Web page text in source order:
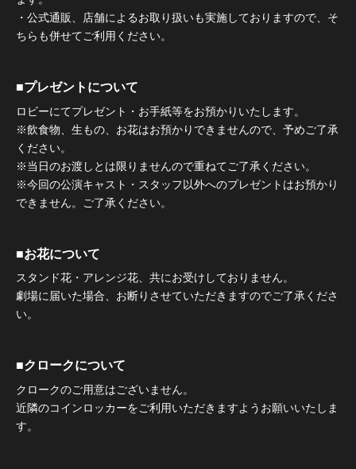
・公式通販、店舗によるお取り扱いも実施しておりますので、そ
ちらも併せてご利用ください。
■プレゼントについて
ロビーにてプレゼント・お手紙等をお預かりいたします。
※飲食物、生もの、お花はお預かりできませんので、予めご了承
ください。
※当日のお渡しとは限りませんので重ねてご了承ください。
※今回の公演キャスト・スタッフ以外へのプレゼントはお預かり
できません。ご了承ください。
■お花について
スタンド花・アレンジ花、共にお受けしておりません。
劇場に届いた場合、お断りさせていただきますのでご了承くださ
い。
■クロークについて
クロークのご用意はございません。
近隣のコインロッカーをご利用いただきますようお願いいたしま
す。